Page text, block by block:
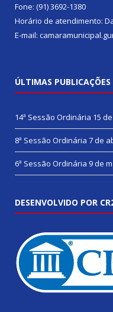
Fone: (91) 3692-1380
Horário de atendimento:
E-mail:
ÚLTIMAS PUBLICAÇÕES
14ª Sessão Ordinária 15
8ª Sessão Ordinária 7 de
6ª Sessão Ordinária 9 de
DESENVOLVIDO POR